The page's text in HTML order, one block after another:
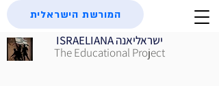
ISRAELIANA ישראליאנה
The Educational Project
המורשת הישראלית